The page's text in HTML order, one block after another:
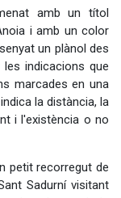
amb un títol
i amb un color
un plànol des
indicacions que
marcades en una
la distància, la
i l'existència o no
petit recorregut de
Sadurní visitant